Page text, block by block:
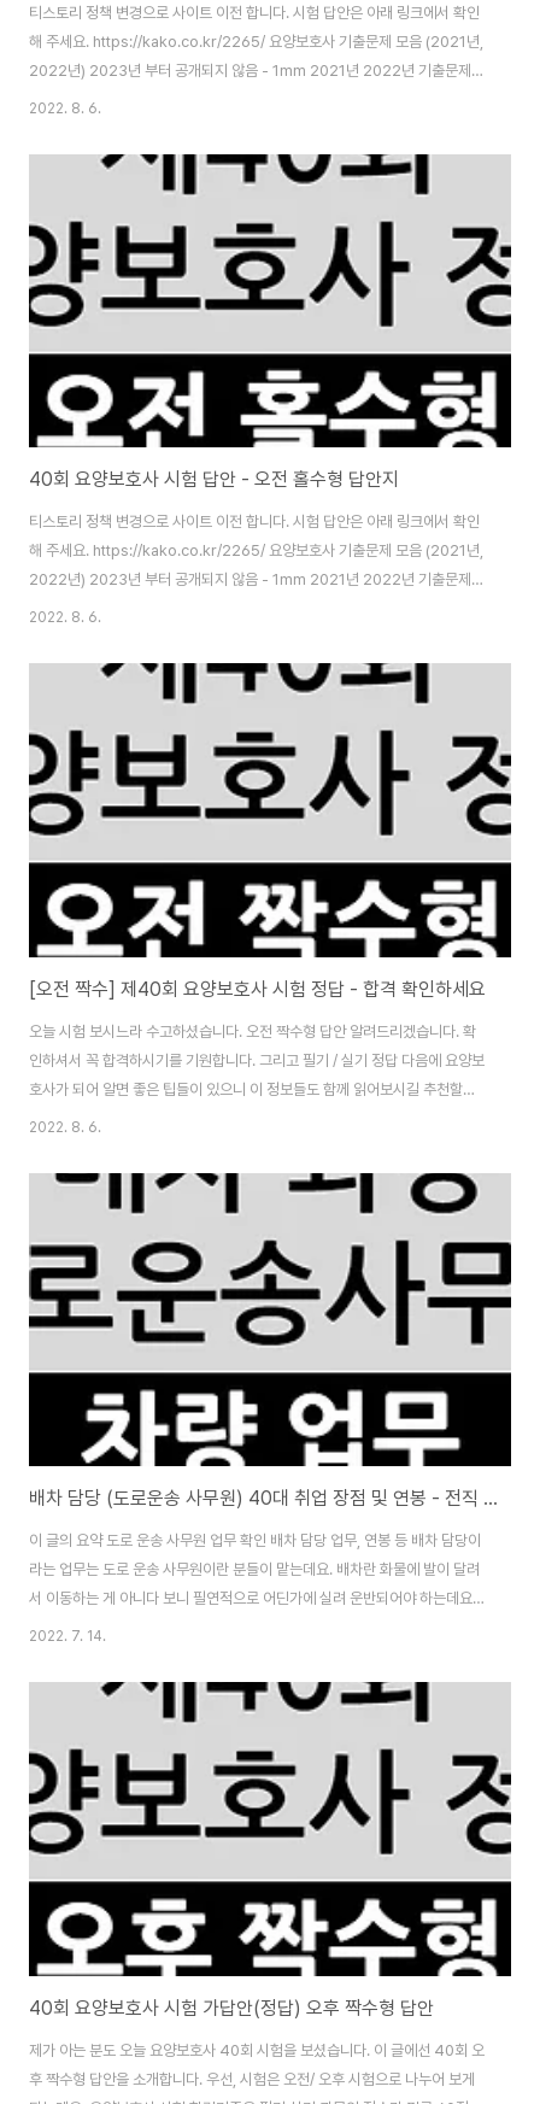
티스토리 정책 변경으로 사이트 이전 합니다. 시험 답안은 아래 링크에서 확인
해 주세요. https://kako.co.kr/2265/ 요양보호사 기출문제 모음 (2021년,
2022년) 2023년 부터 공개되지 않음 - 1mm 2021년 2022년 기출문제를
공유합니다. 아쉽지만 2023년 부터 기출문제가 공개되지 않습니다. CBT 시
양보호사 시험 👉 kako.co.kr
2022. 8. 6.
40회 요양보호사 시험 답안 - 오전 홀수형 답안지
티스토리 정책 변경으로 사이트 이전 합니다. 시험 답안은 아래 링크에서 확인
해 주세요. https://kako.co.kr/2265/ 요양보호사 기출문제 모음 (2021년,
2022년) 2023년 부터 공개되지 않음 - 1mm 2021년 2022년 기출문제를
공유합니다. 아쉽지만 2023년 부터 기출문제가 공개되지 않습니다. CBT 시
양보호사 시험 👉 kako.co.kr
2022. 8. 6.
[오전 짝수] 제40회 요양보호사 시험 정답 - 합격 확인하세요
오늘 시험 보시느라 수고하셨습니다. 오전 짝수형 답안 알려드리겠습니다. 확
인하셔서 꼭 합격하시기를 기원합니다. 그리고 필기 / 실기 정답 다음에 요양보
호사가 되어 알면 좋은 팁들이 있으니 이 정보들도 함께 읽어보시길 추천할게
요. 목차 필기 정답 필기 - 21문제 이상 맞아야 합격 1 5 11 1 21 3 31 1 2 5
4 35 5 6 2 16 5 26 2 7 2 17 2 27 5 8 2 18 5 28 5 9 5 19 3 29 2 10
5 20 4 30 3 실기 답안 실기 - 27문제 이상 맞아야 합격 36 2 47 2 58 2
2022. 8. 6.
배차 담당 (도로운송 사무원) 40대 취업 장점 및 연봉 - 전직 배차계원 꿀
이 글의 요약 도로 운송 사무원 업무 확인 배차 담당 업무, 연봉 등 배차 담당이
라는 업무는 도로 운송 사무원이란 분들이 맡는데요. 배차란 화물에 발이 달려
서 이동하는 게 아니다 보니 필연적으로 어딘가에 실려 운반되어야 하는데요.
화물이 화물차에 싣고 내리는 일련의 과정들을 정리해주는 일을 배차라고 합니
담당을 통해 어떤 차에 어떤 화물이 실려 어디로 이동할지가 결정됩니다. 그리
고 화주들은 물건이 잘 이동하는지 궁금해하는데 배차 담당은 중간에서 화물차
시, 물건이 실렸는지, 하자가 없는 물건인지, 이동 시, 목적지로 화물이 잘 이동
하고 있는지, 하차 ..
2022. 7. 14.
40회 요양보호사 시험 가답안(정답) 오후 짝수형 답안
제가 아는 분도 오늘 요양보호사 40회 시험을 보셨습니다. 이 글에선 40회 오
후 짝수형 답안을 소개합니다. 우선, 시험은 오전/ 오후 시험으로 나누어 보게